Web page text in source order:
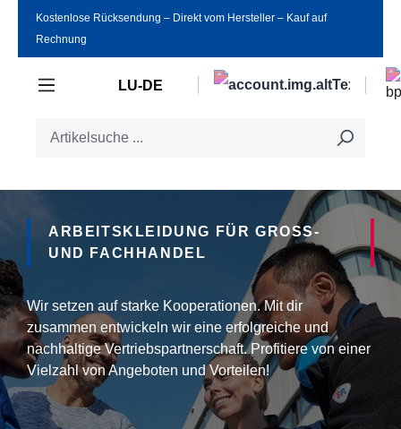
Zum Hauptinhalt springen
Kostenlose Rücksendung ‒ Direkt vom Hersteller ‒ Kauf auf
Rechnung
LU-DE
ARBEITSKLEIDUNG FÜR GROSS- U
ND FACHHANDEL
Wir setzen auf starke Kooperationen. Mit dir
zusammen entwickeln wir eine erfolgreiche und
nachhaltige Vertriebspartnerschaft. Profitiere von einer
Vielzahl von Angeboten und Vorteilen!